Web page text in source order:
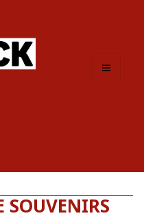
SOUVENIRS